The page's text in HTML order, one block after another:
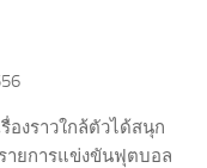
องราวใกล้ตัวได้สนุก
ายการแข่งขันฟุตบอล